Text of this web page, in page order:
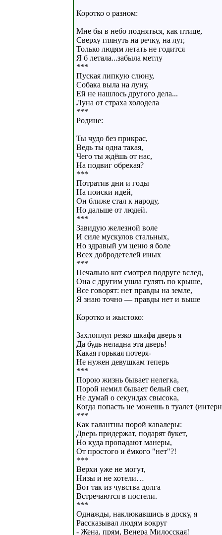
Коротко о разном:
Мне бы в небо подняться, как птице,
Сверху глянуть на речку, на луг,
Только людям летать не годится
Я б летала...забыла метлу
***
Пуская липкую слюну,
Собака выла на луну,
Ей не нашлось другого дела...
Луна от страха холодела
***
Родине:
Ты чудо без прикрас,
Ведь ты одна такая,
Чего ты ждёшь от нас,
На подвиг обрекая?
***
Потратив дни и годы
На поиски идей,
Он ближе стал к народу,
Но дальше от людей.
***
Завидую железной воле
И силе мускулов стальных,
Но здравый ум ценю я боле
Всех добродетелей иных
***
Печально кот смотрел подруге вслед,
Она с другим ушла гулять по крыше,
Все говорят: нет правды на земле,
Я знаю точно — правды нет и выше
Коротко и жыстоко:
Захлоплул резко шкафа дверь я
Да будь неладна эта дверь!
Какая горькая потеря-
Не нужен девушкам теперь
***
Порою жизнь бывает нелегка,
Порой немил бывает белый свет,
Не думай о секундах свысока,
Когда попасть не можешь в туалет
***
Как галантны порой кавалеры:
Дверь придержат, подарят букет,
Но куда пропадают манеры,
От простого и ёмкого "нет"?!
***
Верхи уже не могут,
Низы и не хотели…
Вот так из чувства долга
Встречаются в постели.
***
Однажды, наклюкавшись в доску, я
Рассказывал людям вокруг
- Жена, прям, Венера Милосская!